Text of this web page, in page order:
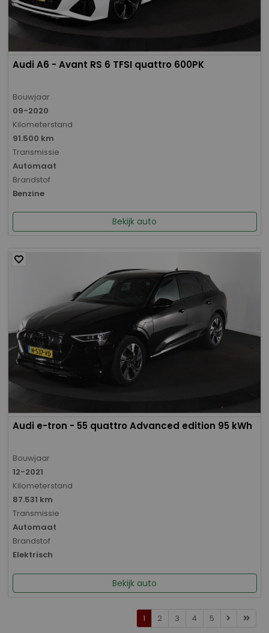
Audi A6 - Avant RS 6 TFSI quattro 600PK
Bouwjaar
09-2020
Kilometerstand
91.500 km
Transmissie
Automaat
Brandstof
Benzine
Bekijk auto
Audi e-tron - 55 quattro Advanced edition 95 kWh
Bouwjaar
12-2021
Kilometerstand
87.531 km
Transmissie
Automaat
Brandstof
Elektrisch
Bekijk auto
1 2 3 4 5